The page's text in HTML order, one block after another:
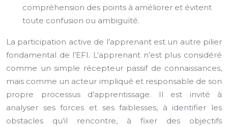
compréhension des points à améliorer et évitent
toute confusion ou ambiguïté.
La participation active de l’apprenant est un autre pilier
fondamental de l’EFI. L’apprenant n’est plus considéré
comme un simple récepteur passif de connaissances,
mais comme un acteur impliqué et responsable de son
propre processus d’apprentissage. Il est invité à
analyser ses forces et ses faiblesses, à identifier les
obstacles qu’il rencontre, à fixer des objectifs